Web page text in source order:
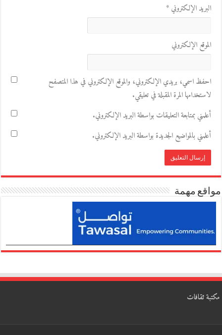
البريد الإلكتروني*
الموقع الإلكتروني
احفظ اسمي، بريدي الإلكتروني، والموقع الإلكتروني في هذا المتصفح
لاستخدامها المرة المقبلة في تعليقي.
أعلمني بمتابعة التعليقات بواسطة البريد الإلكتروني.
أعلمني بالمواضيع الجديدة بواسطة البريد الإلكتروني.
مواقع مهمة
مكتبة ثقافات